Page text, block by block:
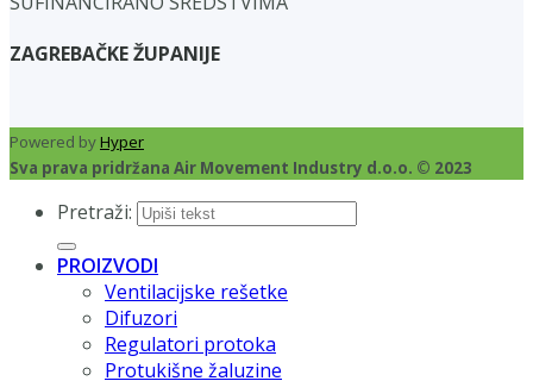
ZAGREBAČKE ŽUPANIJE
Powered byHyper
Sva prava pridržana Air Movement Industry d.o.o. © 2023
Pretraži:
PROIZVODI
Ventilacijske rešetke
Difuzori
Regulatori protoka
Protukišne žaluzine